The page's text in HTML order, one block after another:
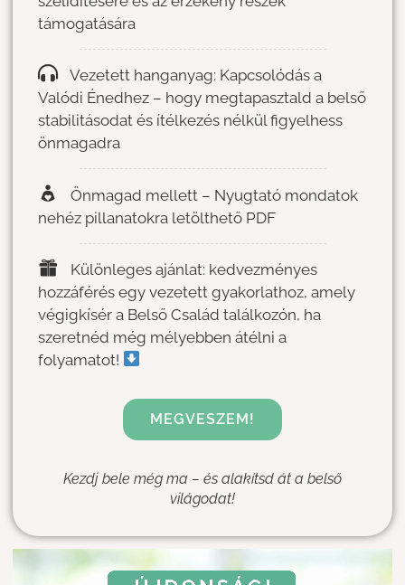
támogatására
Vezetett hanganyag: Kapcsolódás a
Valódi Énedhez – hogy megtapasztald a belső
stabilitásodat és ítélkezés nélkül figyelhess
önmagadra
Önmagad mellett – Nyugtató mondatok
nehéz pillanatokra letölthető PDF
Különleges ajánlat: kedvezményes
hozzáférés egy vezetett gyakorlathoz, amely
végigkísér a Belső Család találkozón, ha
szeretnéd még mélyebben átélni a
folyamatot!
MEGVESZEM!
Kezdj bele még ma – és alakítsd át a belső
világodat!